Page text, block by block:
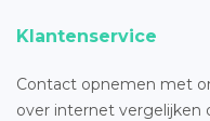
Klantenservice
Contact opnemen met
over internet vergelijken